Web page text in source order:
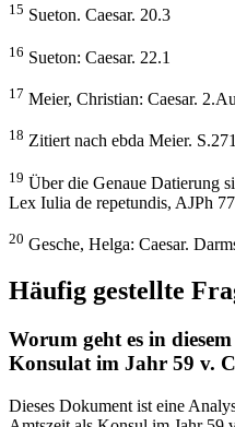
15 Sueton. Caesar. 20.3
16 Sueton: Caesar. 22.1
17 Meier, Christian: Caesar.
18 Zitiert nach ebda Meier. S.271
19 Über die Genaue Datierung
Lex Iulia de repetundis, AJPh
20 Gesche, Helga: Caesar.
Häufig gestellte
Worum geht es in
Konsulat im Jahr 59 v.
Dieses Dokument ist eine